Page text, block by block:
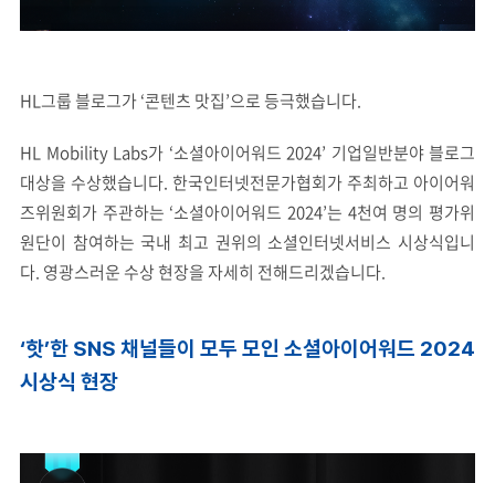
HL그룹 블로그가 ‘콘텐츠 맛집’으로 등극했습니다.
HL Mobility Labs가 ‘소셜아이어워드 2024’ 기업일반분야 블로그
대상을 수상했습니다. 한국인터넷전문가협회가 주최하고 아이어워
즈위원회가 주관하는 ‘소셜아이어워드 2024’는 4천여 명의 평가위
원단이 참여하는 국내 최고 권위의 소셜인터넷서비스 시상식입니
다. 영광스러운 수상 현장을 자세히 전해드리겠습니다.
‘핫’한 SNS 채널들이 모두 모인 소셜아이어워드 2024
시상식 현장